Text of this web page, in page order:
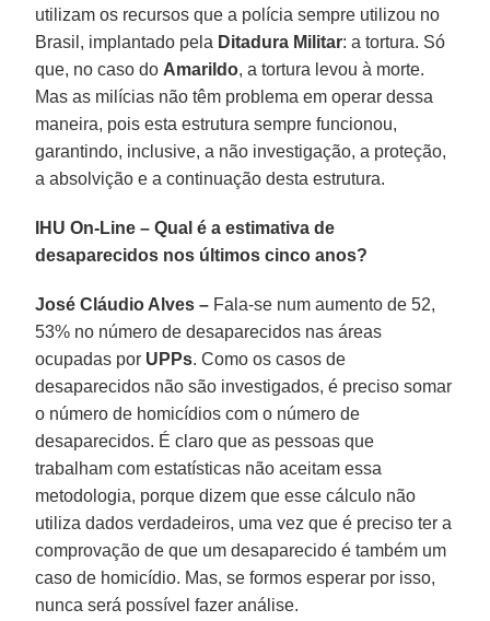
utilizam os recursos que a polícia sempre utilizou no
Brasil, implantado pela Ditadura Militar: a tortura. Só
que, no caso do Amarildo, a tortura levou à morte.
Mas as milícias não têm problema em operar dessa
maneira, pois esta estrutura sempre funcionou,
garantindo, inclusive, a não investigação, a proteção,
a absolvição e a continuação desta estrutura.
IHU On-Line – Qual é a estimativa de
desaparecidos nos últimos cinco anos?
José Cláudio Alves – Fala-se num aumento de 52,
53% no número de desaparecidos nas áreas
ocupadas por UPPs. Como os casos de
desaparecidos não são investigados, é preciso somar
o número de homicídios com o número de
desaparecidos. É claro que as pessoas que
trabalham com estatísticas não aceitam essa
metodologia, porque dizem que esse cálculo não
utiliza dados verdadeiros, uma vez que é preciso ter a
comprovação de que um desaparecido é também um
caso de homicídio. Mas, se formos esperar por isso,
nunca será possível fazer análise.